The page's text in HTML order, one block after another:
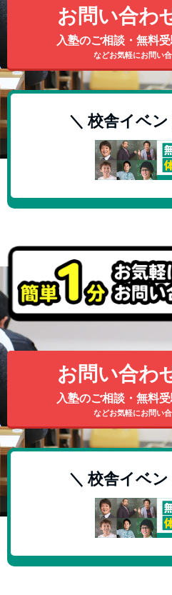
お問い合わ
入塾のご相談・無料
などお気軽にお問い合
＼ 校舎イベ
お問い合わ
入塾のご相談・無料
などお気軽にお問い合
＼ 校舎イベ